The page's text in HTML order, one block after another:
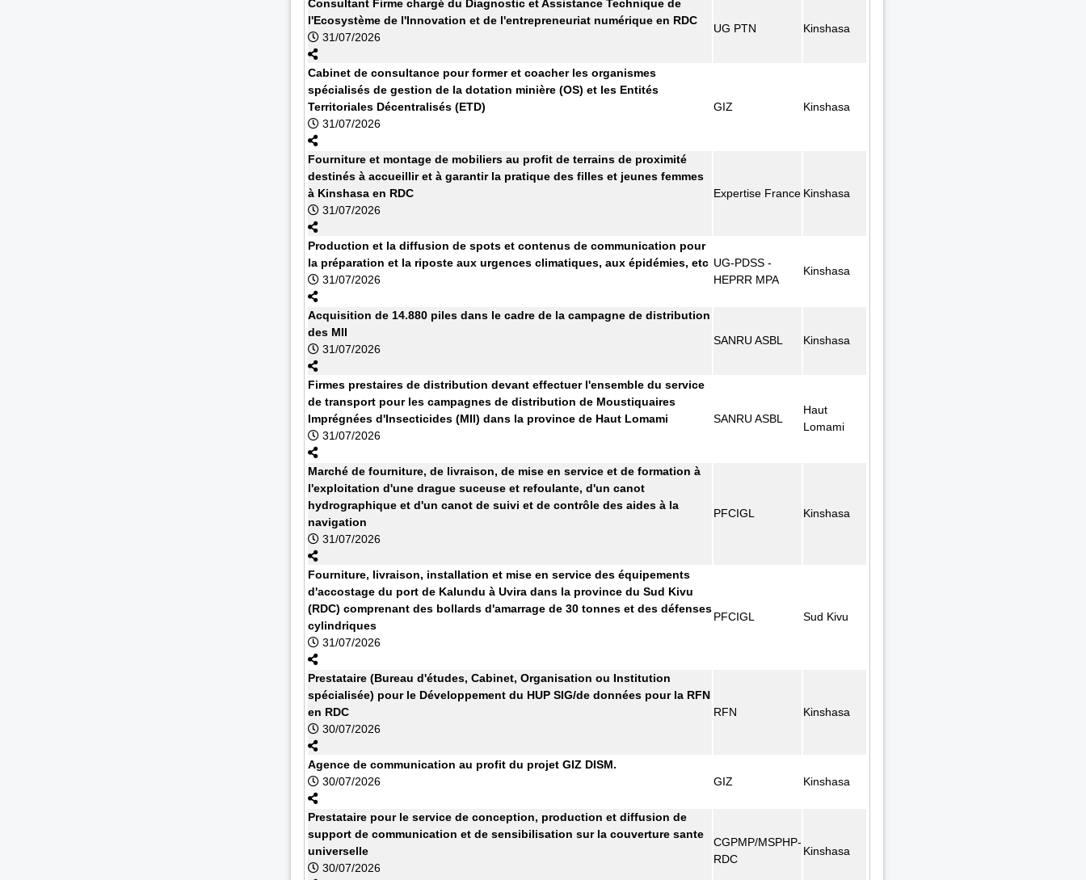
Consultant Firme chargé du Diagnostic et Assistance Technique de
l'Ecosystème de l'Innovation et de l'entrepreneuriat numérique en RDC
31/07/2026
UG PTN Kinshasa
Cabinet de consultance pour former et coacher les organismes
spécialisés de gestion de la dotation minière (OS) et les Entités
Territoriales Décentralisés (ETD)
31/07/2026
GIZ Kinshasa
Fourniture et montage de mobiliers au profit de terrains de proximité
destinés à accueillir et à garantir la pratique des filles et jeunes femmes
à Kinshasa en RDC
31/07/2026
Expertise France Kinshasa
Production et la diffusion de spots et contenus de communication pour
la préparation et la riposte aux urgences climatiques, aux épidémies, etc
31/07/2026
UG-PDSS -
HEPRR MPA
Kinshasa
Acquisition de 14.880 piles dans le cadre de la campagne de distribution
des MII
31/07/2026
SANRU ASBL Kinshasa
Firmes prestaires de distribution devant effectuer l'ensemble du service
de transport pour les campagnes de distribution de Moustiquaires
Imprégnées d'Insecticides (MII) dans la province de Haut Lomami
31/07/2026
SANRU ASBL
Haut
Lomami
Marché de fourniture, de livraison, de mise en service et de formation à
l'exploitation d'une drague suceuse et refoulante, d'un canot
hydrographique et d'un canot de suivi et de contrôle des aides à la
navigation
31/07/2026
PFCIGL Kinshasa
Fourniture, livraison, installation et mise en service des équipements
d'accostage du port de Kalundu à Uvira dans la province du Sud Kivu
(RDC) comprenant des bollards d'amarrage de 30 tonnes et des défenses
cylindriques
31/07/2026
PFCIGL Sud Kivu
Prestataire (Bureau d'études, Cabinet, Organisation ou Institution
spécialisée) pour le Développement du HUP SIG/de données pour la RFN
en RDC
30/07/2026
RFN Kinshasa
Agence de communication au profit du projet GIZ DISM.
30/07/2026
GIZ Kinshasa
Prestataire pour le service de conception, production et diffusion de
support de communication et de sensibilisation sur la couverture sante
universelle
30/07/2026
CGPMP/MSPHP-
RDC
Kinshasa